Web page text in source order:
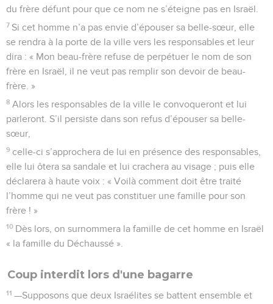
du frère défunt pour que ce nom ne s’éteigne pas en Israël.
7 Si cet homme n’a pas envie d’épouser sa belle-sœur, elle
se rendra à la porte de la ville vers les responsables et leur
dira : « Mon beau-frère refuse de perpétuer le nom de son
frère en Israël, il ne veut pas remplir son devoir de beau-
frère. »
8 Alors les responsables de la ville le convoqueront et lui
parleront. S’il persiste dans son refus d’épouser sa belle-
sœur,
9 celle-ci s’approchera de lui en présence des responsables,
elle lui ôtera sa sandale et lui crachera au visage ; puis elle
déclarera à haute voix : « Voilà comment doit être traité
l’homme qui ne veut pas constituer une famille pour son
frère ! »
10 Dès lors, on surnommera la famille de cet homme en Israël
« la famille du Déchaussé ».
Coup interdit lors d'une bagarre
11 —Supposons que deux Israélites se battent ensemble et